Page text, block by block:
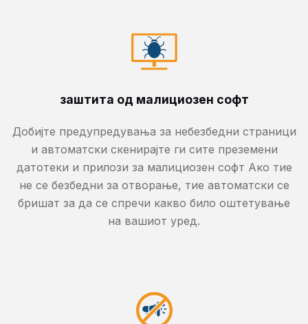
заштита од малициозен софт
Добијте предупредувања за небезбедни страници
и автоматски скенирајте ги сите преземени
датотеки и прилози за малициозен софт Ако тие
не се безбедни за отворање, тие автоматски се
бришат за да се спречи какво било оштетување
на вашиот уред.